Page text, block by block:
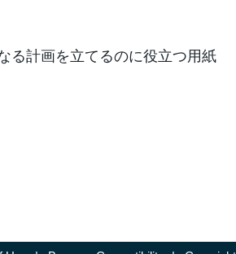
る計画を立てるのに役立つ用紙